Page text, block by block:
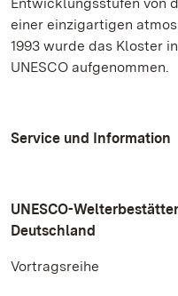
einer einzigartigen
1993 wurde das Kloster
UNESCO aufgenommen.
Service und Information
UNESCO-
Deutschland
Vortragsreihe